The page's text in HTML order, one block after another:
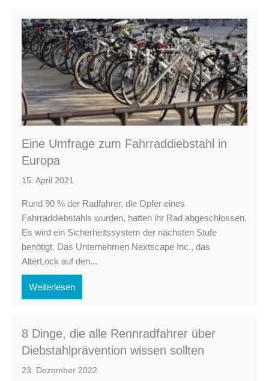
Eine Umfrage zum Fahrraddiebstahl in
Europa
15. April 2021
Rund 90 % der Radfahrer, die Opfer eines
Fahrraddiebstahls wurden, hatten ihr Rad abgeschlossen.
Es wird ein Sicherheitssystem der nächsten Stufe
benötigt. Das Unternehmen Nextscape Inc., das
AlterLock auf den...
Weiterlesen
8 Dinge, die alle Rennradfahrer über
Diebstahlprävention wissen sollten
23. Dezember 2022